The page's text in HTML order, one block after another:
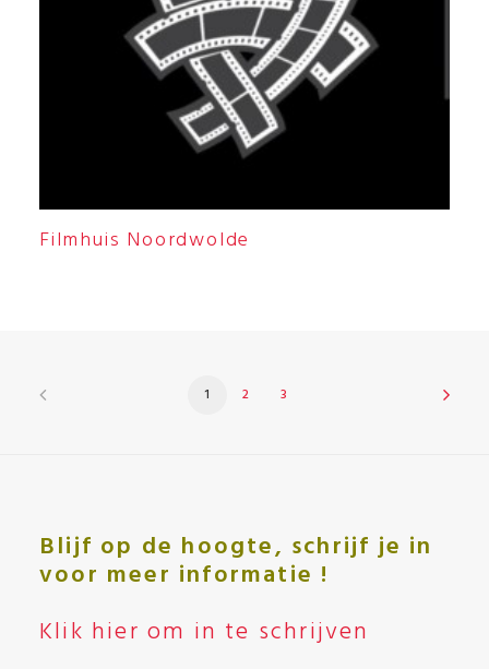
Filmhuis Noordwolde
1 2 3
Blijf op de hoogte, schrijf je in
voor meer informatie !
Klik hier om in te schrijven